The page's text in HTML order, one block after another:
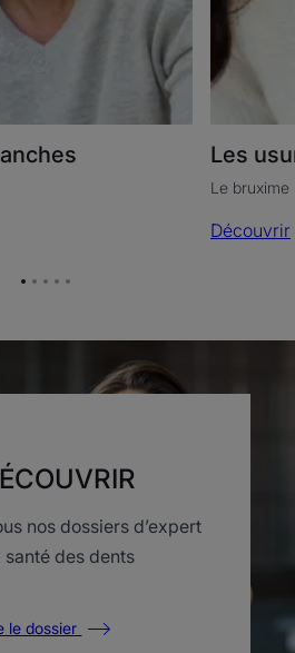
Les
Le bruxime
Découvrir
Aller
Aller
AllerAllerAller
nos dossiers d’expert
santé des dents
le dossier